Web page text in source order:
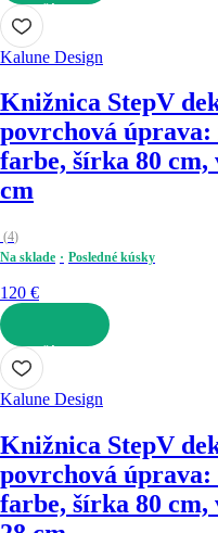
DO KOŠÍKA
Kalune Design
Knižnica StepV
povrchová
farbe, šírka 80 cm,
cm
(4)
Na sklade
Posledné kúsky
120 €
DO KOŠÍKA
Kalune Design
Knižnica StepV
povrchová
farbe, šírka 80 cm,